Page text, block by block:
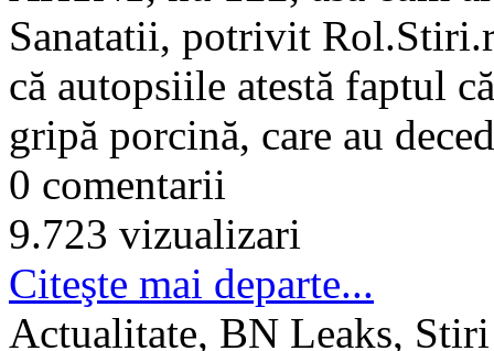
Sanatatii, potrivit
că autopsiile atestă faptul
gripă porcină, care au
0 comentarii
9.723 vizualizari
Citeşte mai departe...
Actualitate, BN Leaks, Stiri